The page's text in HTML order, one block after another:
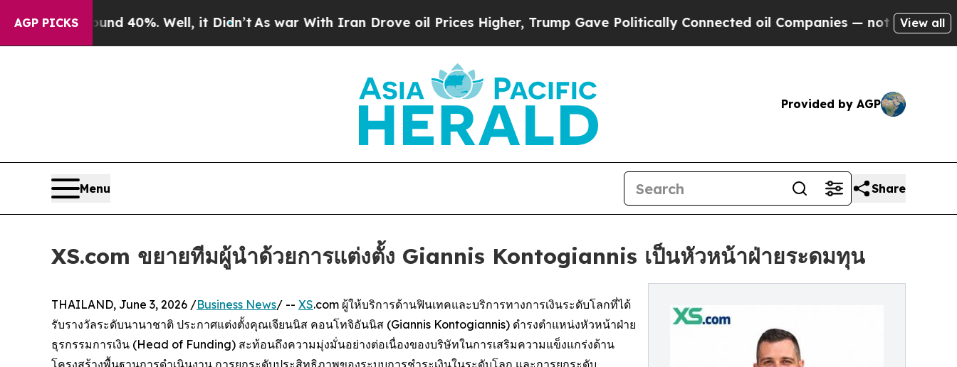
AGP PICKS
Around 40%. Well, it Didn’tAs war With Iran Drove oil Prices Higher, Trump Gave Politically Connected oil Companies — not Taxpayers — the
View all
Provided by AGP
Menu Share
XS.com ขยายทีมผู้นำด้วยการแต่งตั้ง Giannis Kontogiannis เป็นหัวหน้าฝ่ายระดมทุน
THAILAND, June 3, 2026 /Business News/ -- XS.com ผู้ให้บริการด้านฟินเทคและบริการทางการเงินระดับโลกที่ได้
รับรางวัลระดับนานาชาติ ประกาศแต่งตั้งคุณเจียนนิส คอนโทจิอันนิส (Giannis Kontogiannis) ดำรงตำแหน่งหัวหน้าฝ่าย
ธุรกรรมการเงิน (Head of Funding) สะท้อนถึงความมุ่งมั่นอย่างต่อเนื่องของบริษัทในการเสริมความแข็งแกร่งด้าน
โครงสร้างพื้นฐานการดำเนินงาน การยกระดับประสิทธิภาพของระบบการชำระเงินในระดับโลก และการยกระดับ